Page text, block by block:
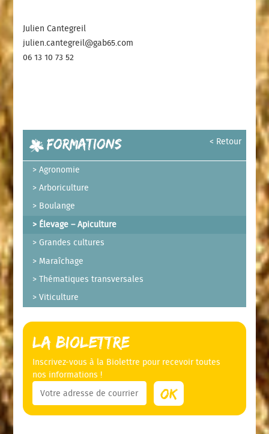
Julien Cantegreil
julien.cantegreil@gab65.com
06 13 10 73 52
< Retour
Formations
Agronomie
Arboriculture
Boulange
Élevage – Apiculture
Grandes cultures
Maraîchage
Thématiques transversales
Viticulture
La Biolettre
Inscrivez-vous à la Biolettre pour recevoir toutes
nos informations !